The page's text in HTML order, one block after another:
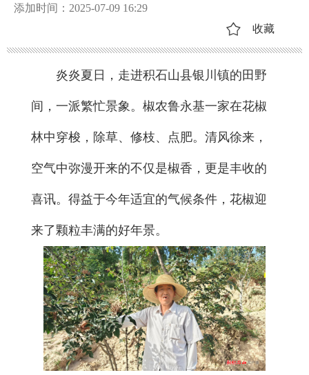
添加时间：2025-07-09 16:29
收藏
炎炎夏日，走进积石山县银川镇的田野
间，一派繁忙景象。椒农鲁永基一家在花椒
林中穿梭，除草、修枝、点肥。清风徐来，
空气中弥漫开来的不仅是椒香，更是丰收的
喜讯。得益于今年适宜的气候条件，花椒迎
来了颗粒丰满的好年景。